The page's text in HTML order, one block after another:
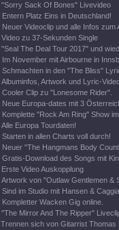
"Sorry Sack Of Bones" Livevideo
Entern Platz Eins in Deutschland!
Neuer Videoclip und alle Infos zum
Video zu 37-Sekunden Single
"Seal The Deal Tour 2017" und
Im November mit Airbourne in
Schmachten in den "The Bliss"
Albuminfos, Artwork und Lyric-
Cooler Clip zu "Lonesome Rider".
Neue Europa-dates mit 3
Komplette "Rock Am Ring" Show
Alle Europa Tourdaten!
Starten in allen Charts voll durch!
Neuer "The Hangmans Body
Gratis-Download des Songs mit
Erste Video Auskopplung
Artwork von "Outlaw Gentlemen &
Sind im Studio mit Hansen &
Kompletter Wacken Gig online.
"The Mirror And The Ripper"
Trennen sich von Gitarrist Thomas